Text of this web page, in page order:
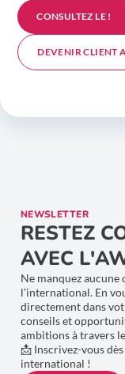
CONSULTEZ LE !
DEVENIR CLIENT
NEWSLETTER
RESTEZ
AVEC
Ne manquez
l’international. En
directement dans
conseils et
ambitions à travers
📩 Inscrivez-vous
international !